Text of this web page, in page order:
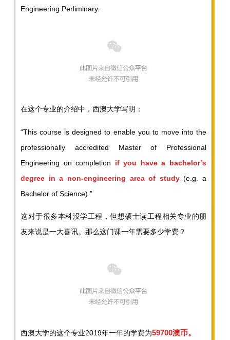
Engineering Perliminary.
在这个专业的介绍中，西澳大学写明：
“This course is designed to enable you to move into the
professionally accredited Master of Professional
Engineering on completion if you have a bachelor’s
degree in a non-engineering area of study(e.g. a
Bachelor of Science).”
这对于很多本科没学工程，但想硕士读工程相关专业的朋
友来说是一大喜讯。那么这门课一年需要多少学费？
西澳大学的这个专业2019年一年的学费为59700澳币。